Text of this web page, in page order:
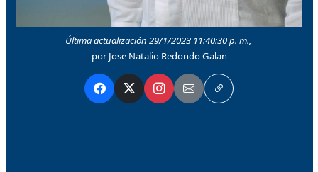
Última actualización 29/1/2023 11:40:30 p. m.,
por Jose Natalio Redondo Galan